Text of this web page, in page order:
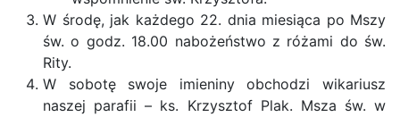
W środę, jak każdego 22. dnia miesiąca po Mszy
św. o godz. 18.00 nabożeństwo z różami do św.
Rity.
W sobotę swoje imieniny obchodzi wikariusz
naszej parafii – ks. Krzysztof Plak. Msza św. w